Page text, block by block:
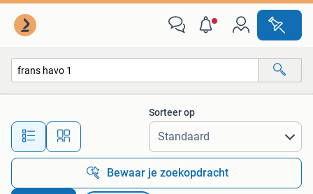
Alle afstanden…
Sorteer op
Bewaar je zoekopdracht